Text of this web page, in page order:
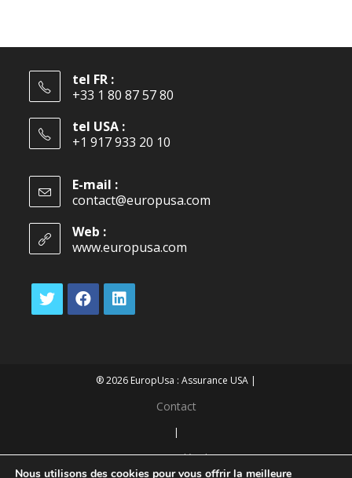
tel FR :
+33 1 80 87 57 80
tel USA :
+1 917 933 20 10
E-mail :
contact@europusa.com
Web :
www.europusa.com
® 2026 EuropUsa : Assurance USA |
Contact
|
Mentions légales
Nous utilisons des cookies pour vous offrir la meilleure